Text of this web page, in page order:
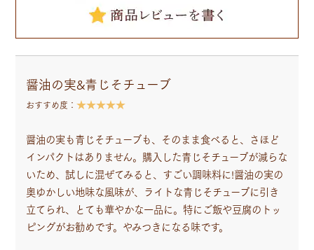
醤油の実&青じそチューブ
おすすめ度： ★★★★★
醤油の実も青じそチューブも、そのまま食べると、さほど
インパクトはありません。購入した青じそチューブが減らな
いため、試しに混ぜてみると、すごい調味料に!醤油の実の
奥ゆかしい地味な風味が、ライトな青じそチューブに引き
立てられ、とても華やかな一品に。特にご飯や豆腐のトッ
ピングがお勧めです。やみつきになる味です。